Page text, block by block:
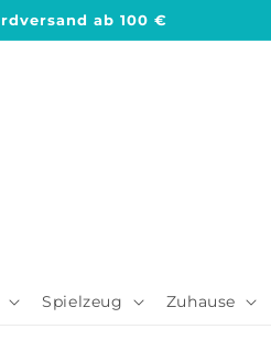
ab 100 €
Spielzeug Zuhause